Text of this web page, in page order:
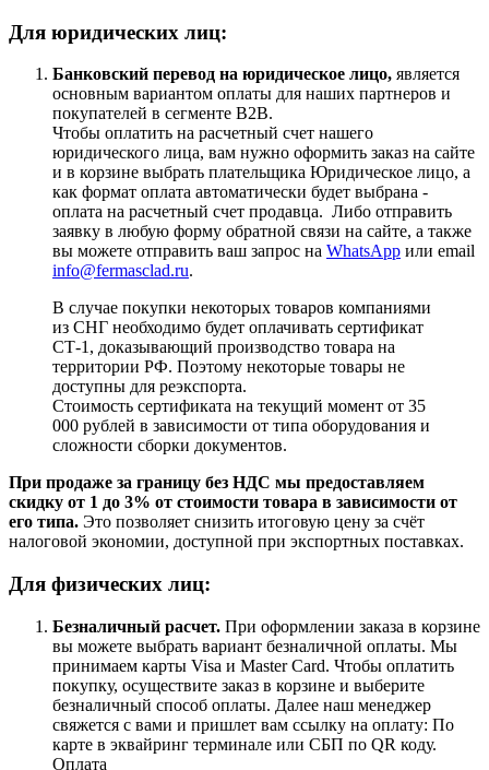
Для юридических лиц:
Банковский перевод на юридическое лицо, является
основным вариантом оплаты для наших партнеров и
покупателей в сегменте B2B.
Чтобы оплатить на расчетный счет нашего
юридического лица, вам нужно оформить заказ на сайте
и в корзине выбрать плательщика Юридическое лицо, а
как формат оплата автоматически будет выбрана -
оплата на расчетный счет продавца. Либо отправить
заявку в любую форму обратной связи на сайте, а также
вы можете отправить ваш запрос на WhatsApp или email
info@fermasclad.ru.
В случае покупки некоторых товаров компаниями
из СНГ необходимо будет оплачивать сертификат
СТ-1, доказывающий производство товара на
территории РФ. Поэтому некоторые товары не
доступны для реэкспорта.
Стоимость сертификата на текущий момент от 35
000 рублей в зависимости от типа оборудования и
сложности сборки документов.
При продаже за границу без НДС мы предоставляем
скидку от 1 до 3% от стоимости товара в зависимости от
его типа. Это позволяет снизить итоговую цену за счёт
налоговой экономии, доступной при экспортных поставках.
Для физических лиц:
Безналичный расчет. При оформлении заказа в корзине
вы можете выбрать вариант безналичной оплаты. Мы
принимаем карты Visa и Master Card. Чтобы оплатить
покупку, осуществите заказ в корзине и выберите
безналичный способ оплаты. Далее наш менеджер
свяжется с вами и пришлет вам ссылку на оплату: По
карте в эквайринг терминале или СБП по QR коду.
Оплата